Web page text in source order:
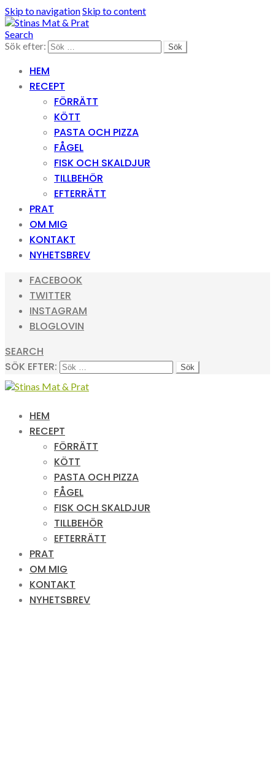
Skip to navigationSkip to content
Search
Sök efter:
HEM
RECEPT
FÖRRÄTT
KÖTT
PASTA OCH PIZZA
FÅGEL
FISK OCH SKALDJUR
TILLBEHÖR
EFTERRÄTT
PRAT
OM MIG
KONTAKT
NYHETSBREV
FACEBOOK
TWITTER
INSTAGRAM
BLOGLOVIN
SEARCH
SÖK EFTER:
HEM
RECEPT
FÖRRÄTT
KÖTT
PASTA OCH PIZZA
FÅGEL
FISK OCH SKALDJUR
TILLBEHÖR
EFTERRÄTT
PRAT
OM MIG
KONTAKT
NYHETSBREV